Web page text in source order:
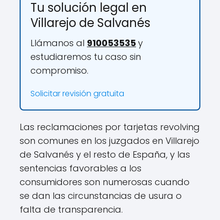
Tu solución legal en
Villarejo de Salvanés
Llámanos al 910053535y
estudiaremos tu caso sin
compromiso.
Solicitar revisión gratuita
Las reclamaciones por tarjetas revolving
son comunes en los juzgados en Villarejo
de Salvanés y el resto de España, y las
sentencias favorables a los
consumidores son numerosas cuando
se dan las circunstancias de usura o
falta de transparencia.